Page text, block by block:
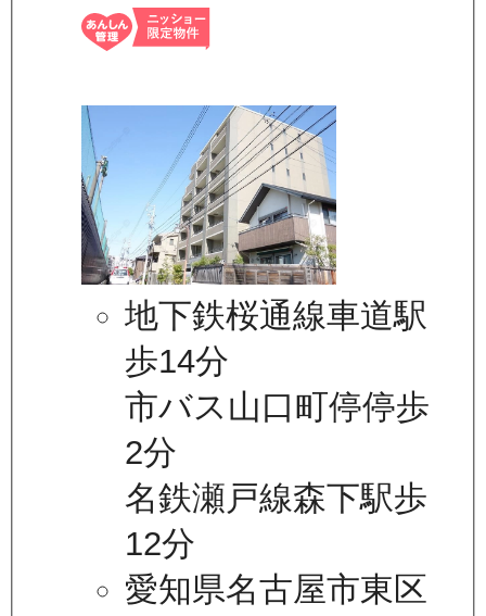
地下鉄桜通線車道駅
歩14分
市バス山口町停停歩
2分
名鉄瀬戸線森下駅歩
12分
愛知県名古屋市東区